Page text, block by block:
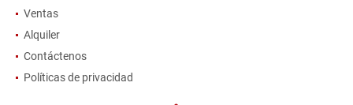
Ventas
Alquiler
Contáctenos
Políticas de privacidad